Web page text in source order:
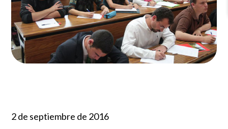
2 de septiembre de 2016